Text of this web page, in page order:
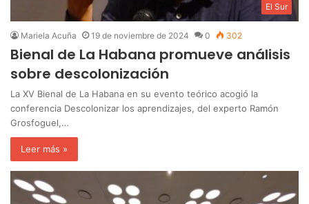
El Sur
Mariela Acuña 19 de noviembre de 2024 0 302
Bienal de La Habana promueve análisis
sobre descolonización
La XV Bienal de La Habana en su evento teórico acogió la
conferencia Descolonizar los aprendizajes, del experto Ramón
Grosfoguel,…
Leer más »